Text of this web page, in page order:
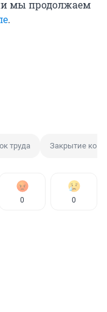
мы продолжаем
.
труда Закрытие
0 0